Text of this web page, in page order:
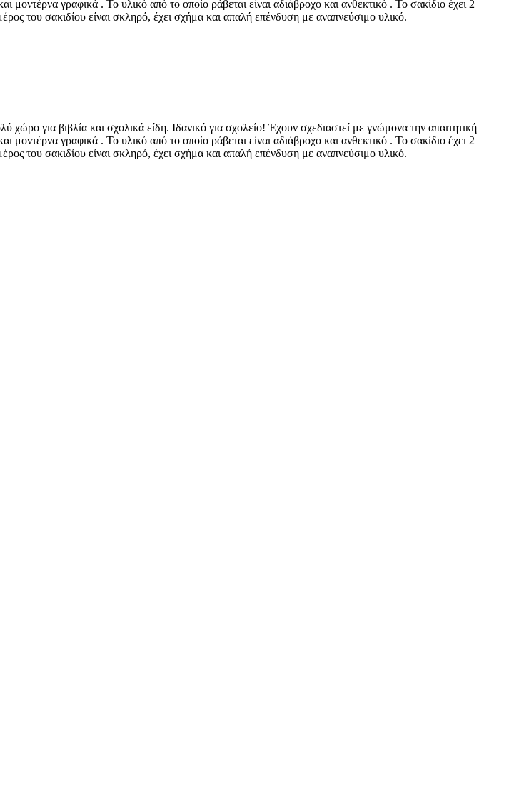
μοντέρνα γραφικά . Το υλικό από το οποίο ράβεται είναι αδιάβροχο και ανθεκτικό . Το σακίδιο έχει 2
του σακιδίου είναι σκληρό, έχει σχήμα και απαλή επένδυση με αναπνεύσιμο υλικό.
χώρο για βιβλία και σχολικά είδη. Ιδανικό για σχολείο! Έχουν σχεδιαστεί με γνώμονα την απαιτητική
μοντέρνα γραφικά . Το υλικό από το οποίο ράβεται είναι αδιάβροχο και ανθεκτικό . Το σακίδιο έχει 2
του σακιδίου είναι σκληρό, έχει σχήμα και απαλή επένδυση με αναπνεύσιμο υλικό.